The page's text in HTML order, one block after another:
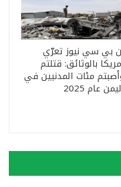
بي سي نيوز تعرّي
بالوثائق: قتلتم
مئات المدنيين في
عام 2025